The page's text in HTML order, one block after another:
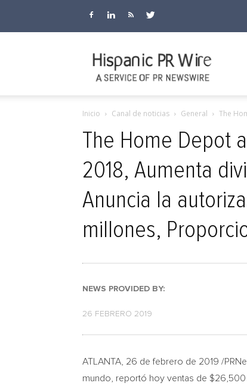
Inicio Canal de noticias General The
The Home Depot
2018, Aumenta
Anuncia la
millones,
NEWS PROVIDED BY:
26 FEBRERO 2019
ATLANTA , 26 de febrero de 2019 /
mundo, reportó hoy ventas de $26,500